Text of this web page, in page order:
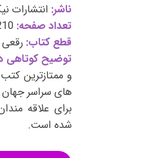
شخصیت)
کتب فرزندپروری و
کتب روانشناسی
کتب فن بیان و
ناشر: انتشارات
تعداد صفحه:
قطع کتاب: رقعی
توضیح کوتاهی
و ممتازترین
های سراسر
برای علاقه
شده است.